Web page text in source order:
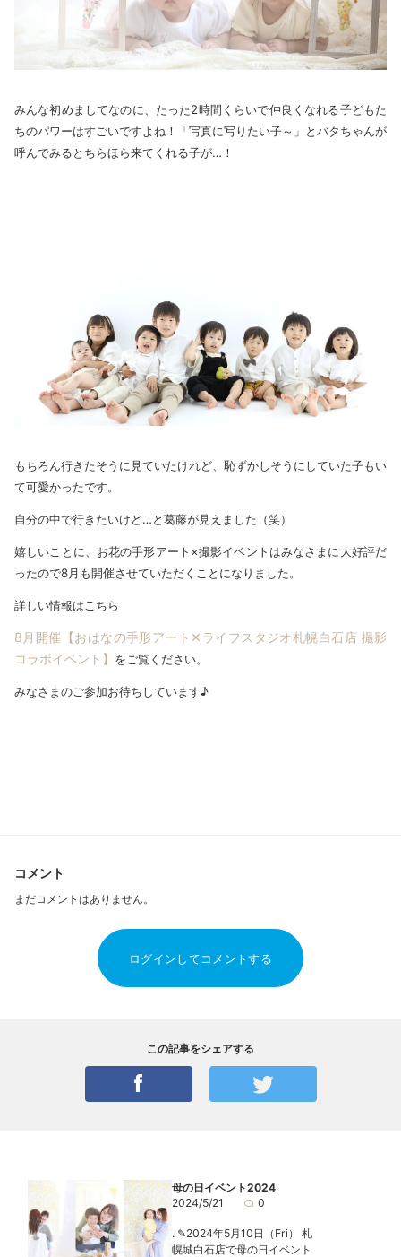
みんな初めましてなのに、たった2時間くらいで仲良くなれる子どもた
ちのパワーはすごいですよね！「写真に写りたい子～」とバタちゃんが
呼んでみるとちらほら来てくれる子が…！
もちろん行きたそうに見ていたけれど、恥ずかしそうにしていた子もい
て可愛かったです。
自分の中で行きたいけど…と葛藤が見えました（笑）
嬉しいことに、お花の手形アート×撮影イベントはみなさまに大好評だ
ったので8月も開催させていただくことになりました。
詳しい情報はこちら
8月開催【おはなの手形アート✕ライフスタジオ札幌白石店 撮影
コラボイベント】 をご覧ください。
みなさまのご参加お待ちしています♪
コメント
まだコメントはありません。
ログインしてコメントする
この記事をシェアする
母の日イベント2024
2024/5/21
0
. ✎2024年5月10日（Fri） 札
幌城白石店で母の日イベント